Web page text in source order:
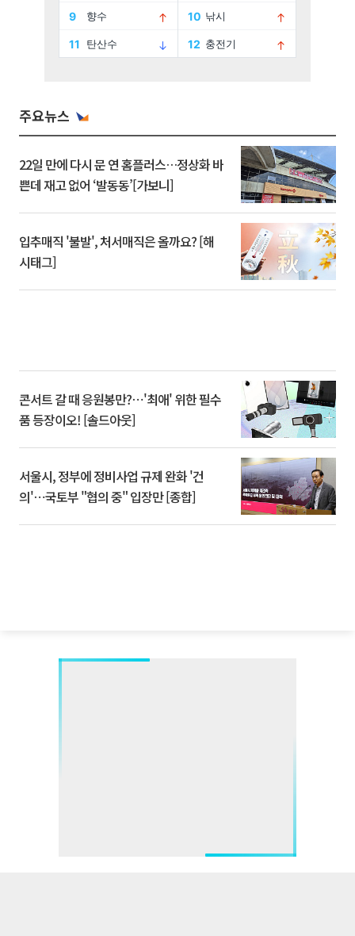
주요뉴스
22일 만에 다시 문 연 홈플러스…정상화 바
쁜데 재고 없어 ‘발동동’[가보니]
입추매직 '불발', 처서매직은 올까요? [해
시태그]
콘서트 갈 때 응원봉만?⋯'최애' 위한 필수
품 등장이오! [솔드아웃]
서울시, 정부에 정비사업 규제 완화 '건
의'⋯국토부 "협의 중" 입장만 [종합]